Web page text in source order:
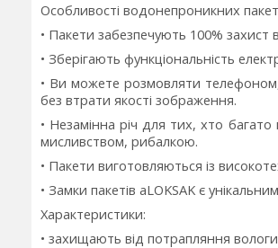
Особливості водонепроникних
• Пакети забезпечують 100% захист
• Зберігають функціональність
• Ви можете розмовляти
без втрати якості зображення.
• Незамінна річ для тих, хто
мисливством, рибалкою.
• Пакети виготовляються із
• Замки пакетів aLOKSAK є
Характеристики:
• захищають від потрапляння